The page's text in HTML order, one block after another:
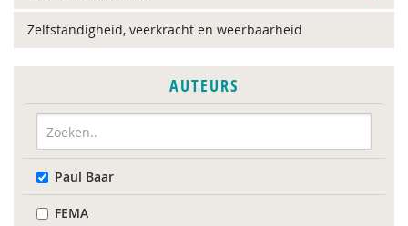
Zelfstandigheid, veerkracht en weerbaarheid
AUTEURS
Paul Baar
FEMA